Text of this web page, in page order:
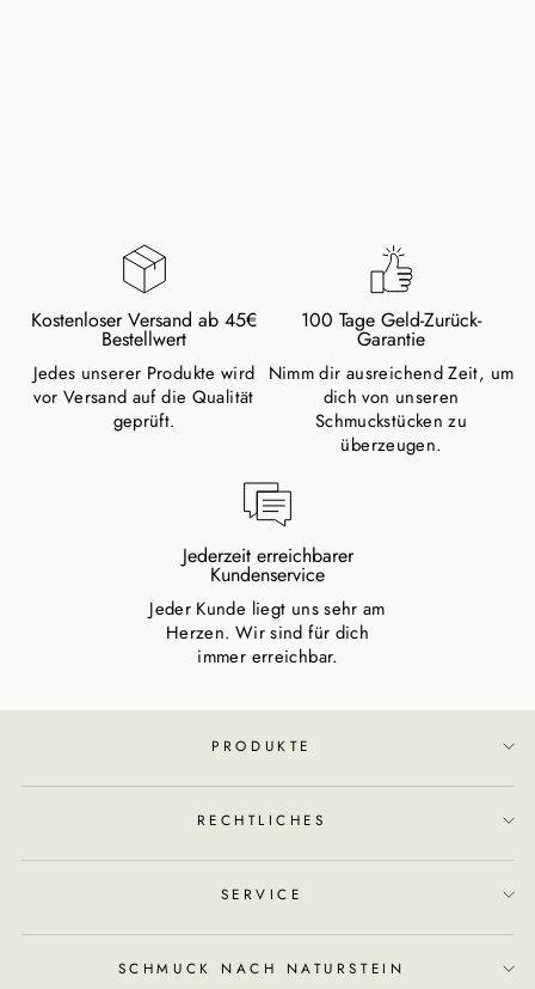
Kostenloser Versand ab 45€
Bestellwert
Jedes unserer Produkte wird
vor Versand auf die Qualität
geprüft.
100 Tage Geld-Zurück-
Garantie
Nimm dir ausreichend Zeit, um
dich von unseren
Schmuckstücken zu
überzeugen.
Jederzeit erreichbarer
Kundenservice
Jeder Kunde liegt uns sehr am
Herzen. Wir sind für dich
immer erreichbar.
PRODUKTE
RECHTLICHES
SERVICE
SCHMUCK NACH NATURSTEIN